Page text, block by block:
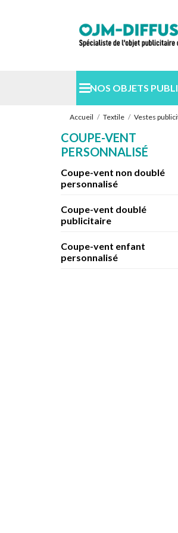
NOS OBJETS
Accueil Textile Vestes
COUPE-VENT
PERSONNALISÉ
Coupe-vent non doublé
personnalisé
Coupe-vent doublé
publicitaire
Coupe-vent enfant
personnalisé